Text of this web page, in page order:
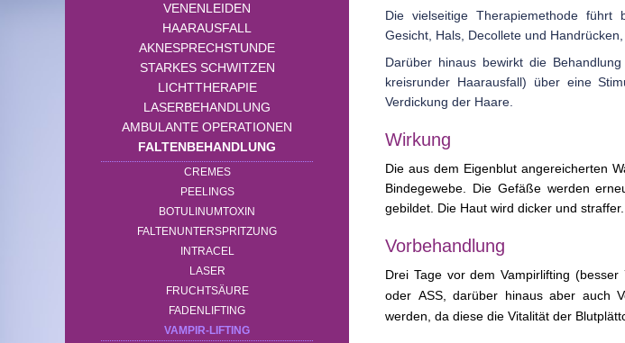
VENENLEIDEN
HAARAUSFALL
AKNESPRECHSTUNDE
STARKES SCHWITZEN
LICHTTHERAPIE
LASERBEHANDLUNG
AMBULANTE OPERATIONEN
FALTENBEHANDLUNG
CREMES
PEELINGS
BOTULINUMTOXIN
FALTENUNTERSPRITZUNG
INTRACEL
LASER
FRUCHTSÄURE
FADENLIFTING
VAMPIR-LIFTING
Die vielseitige Therapiemethode führt
Gesicht, Hals, Decollete und
Darüber hinaus bewirkt die
kreisrunder Haarausfall) über eine
Verdickung der Haare.
Wirkung
Die aus dem Eigenblut angereicherten
Bindegewebe. Die Gefäße werden
gebildet. Die Haut wird dicker und straffer.
Vorbehandlung
Drei Tage vor dem Vampirlifting
oder ASS, darüber hinaus aber auch
werden, da diese die Vitalität der